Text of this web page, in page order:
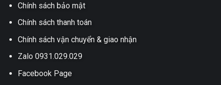
Chính sách bảo mật
Chính sách thanh toán
Chính sách vận chuyển & giao nhận
Zalo 0931.029.029
Facebook Page